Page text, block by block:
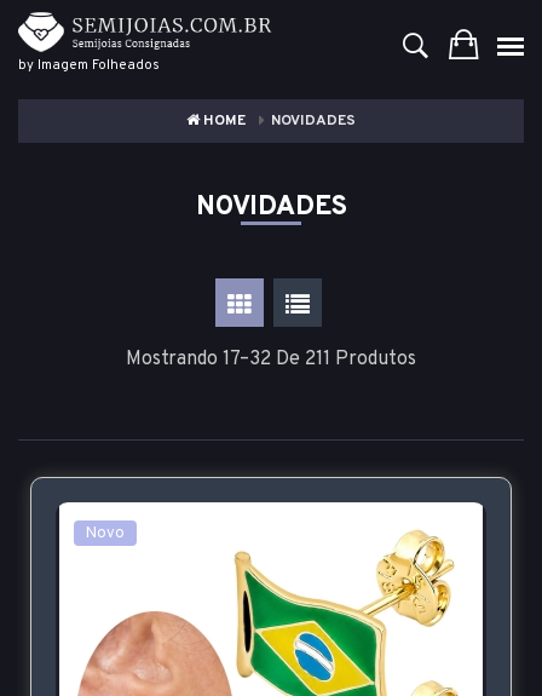
by Imagem Folheados
HOME NOVIDADES
NOVIDADES
Mostrando 17–32 De 211 Produtos
Novo